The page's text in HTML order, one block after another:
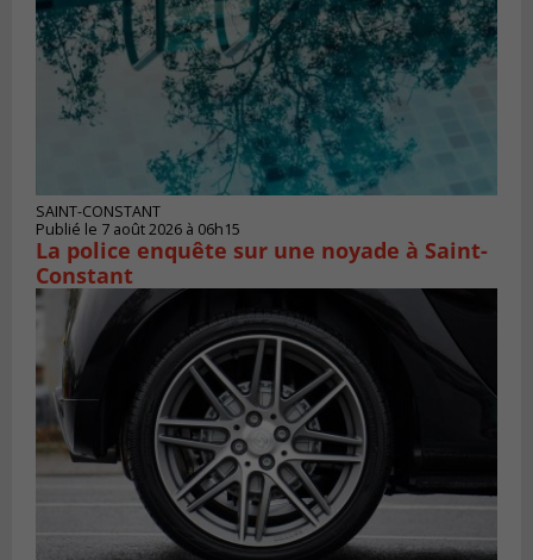
SAINT-CONSTANT
Publié le 7 août 2026 à 06h15
La police enquête sur une noyade à Saint-
Constant